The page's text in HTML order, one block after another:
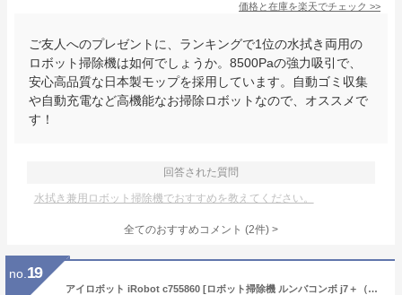
価格と在庫を楽天でチェック >>
ご友人へのプレゼントに、ランキングで1位の水拭き両用の
ロボット掃除機は如何でしょうか。8500Paの強力吸引で、
安心高品質な日本製モップを採用しています。自動ゴミ収集
や自動充電など高機能なお掃除ロボットなので、オススメで
す！
回答された質問
水拭き兼用ロボット掃除機でおすすめを教えてください。
全てのおすすめコメント (2件) >
no. 19
アイロボット iRobot c755860 [ロボット掃除機 ルンバコンボ j7＋（Roomba Combo j7＋） 吸引＆水拭き両用 自動ゴミ捨て機能 グラファイト]